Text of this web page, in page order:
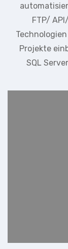
FTP/
Projekte
SQL